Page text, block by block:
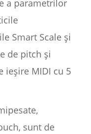
a parametrilor
Smart Scale și
de pitch și
ieșire MIDI cu 5
sunt de